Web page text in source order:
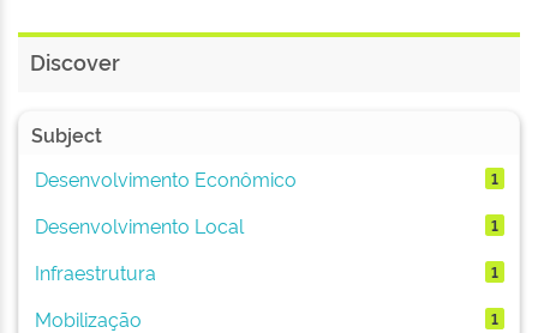
Discover
Subject
Desenvolvimento Econômico
1
Desenvolvimento Local 1
Infraestrutura 1
Mobilização 1